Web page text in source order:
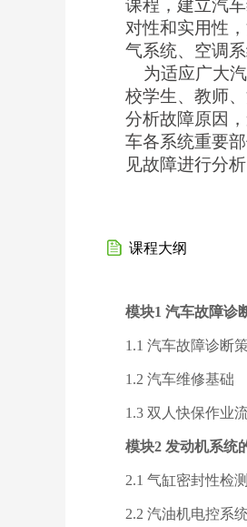
课程，建立汽
对性和实用性
气系统、空调
为适应广大汽
校学生、教师
分析故障原因
车各系统重要
见故障进行分
课程大纲
模块1 汽车故障诊
1.1 汽车故障诊断
1.2 汽车维修基础
1.3 双人快保作业
模块2 发动机系统
2.1 气缸密封性检测
2.2 汽油机电控系